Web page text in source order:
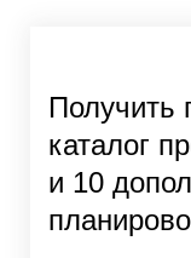
Получить
каталог
и 10